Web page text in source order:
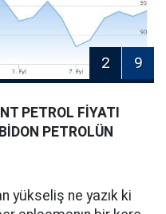
2 9
PETROL FİYATI
PETROLÜN
yükseliş ne yazık ki